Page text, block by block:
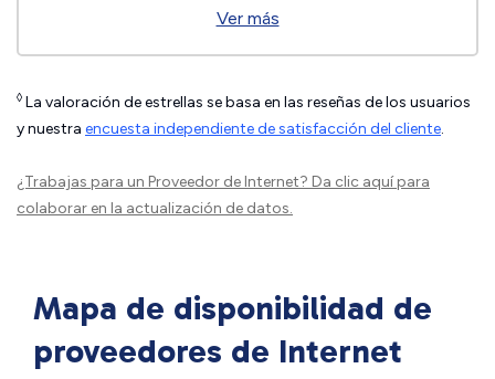
Ver más
◊ La valoración de estrellas se basa en las reseñas de los usuarios
y nuestra encuesta independiente de satisfacción del cliente.
¿Trabajas para un Proveedor de Internet? Da clic aquípara
colaborar en la actualización de datos.
Mapa de disponibilidad de
proveedores de Internet